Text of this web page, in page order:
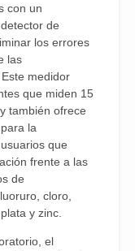
con un
de
los errores
las
medidor
que miden 15
también ofrece
la
que
frente a las
de
cloro,
y zinc.
el